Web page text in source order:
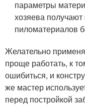
параметры
хозяева
пиломатериалов
Желательно
проще работать, к
ошибиться, и
же мастер
перед постройкой